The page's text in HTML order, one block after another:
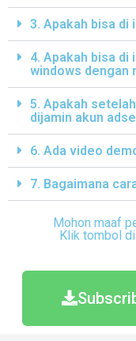
3. Apakah bisa
4. Apakah bisa
windows dengan
5. Apakah
dijamin akun
6. Ada video
7. Bagaimana
Mohon maaf
Klik tombol